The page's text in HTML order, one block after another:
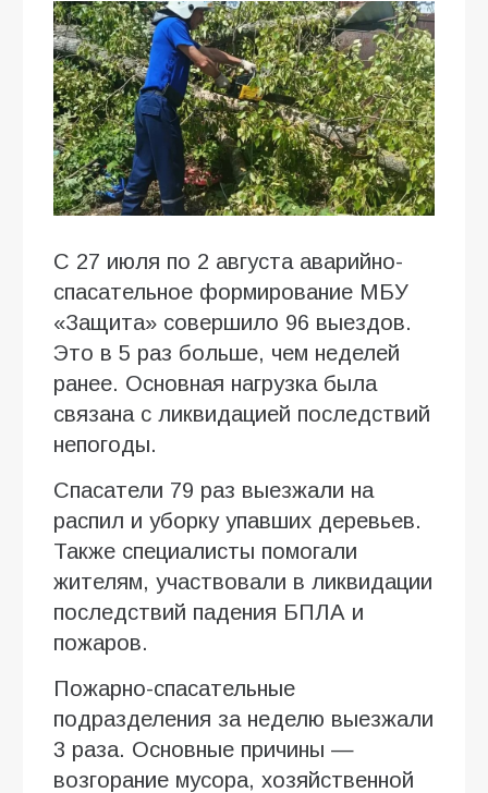
С 27 июля по 2 августа аварийно-
спасательное формирование МБУ
«Защита» совершило 96 выездов.
Это в 5 раз больше, чем неделей
ранее. Основная нагрузка была
связана с ликвидацией последствий
непогоды.
Спасатели 79 раз выезжали на
распил и уборку упавших деревьев.
Также специалисты помогали
жителям, участвовали в ликвидации
последствий падения БПЛА и
пожаров.
Пожарно-спасательные
подразделения за неделю выезжали
3 раза. Основные причины —
возгорание мусора, хозяйственной